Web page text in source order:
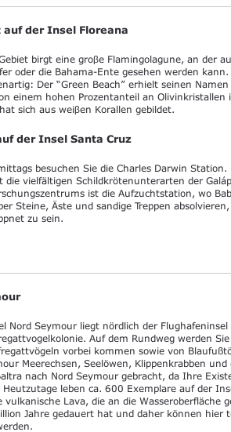
der Insel Floreana
birgt eine groβe Flamingolagune, an der
oder die Bahama-Ente gesehen werden
Der “Green Beach” erhielt seinen
einem hohen Prozentanteil an
sich aus weiβen Korallen gebildet.
der Insel Santa Cruz
besuchen Sie die Charles Darwin
die vielfältigen Schildkrötenunterarten der
ist die Aufzuchtstation, wo
Steine, Äste und sandige Treppen
zu sein.
Nord Seymour liegt nördlich der
Auf dem Rundweg werden
vorbei kommen sowie von
Meerechsen, Seelöwen, Klippenkrabben und
nach Nord Seymour gebracht, da Ihre
Heutzutage leben ca. 600 Exemplare auf der
vulkanische Lava, die an die Wasseroberfläche
Jahre gedauert hat und daher können hier